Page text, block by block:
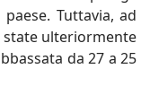
Tuttavia, ad
state ulteriormente
da 27 a 25